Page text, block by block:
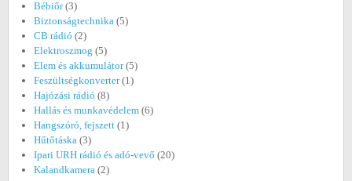
Bébiőr(3)
Biztonságtechnika (5)
CB rádió (2)
Elektroszmog (5)
Elem és akkumulátor(5)
Feszültségkonverter(1)
Hajózási rádió (8)
Hallás és munkavédelem (6)
Hangszóró, fejszett (1)
Hűtőtáska (3)
Ipari URH rádió és adó-vevő (20)
Kalandkamera (2)